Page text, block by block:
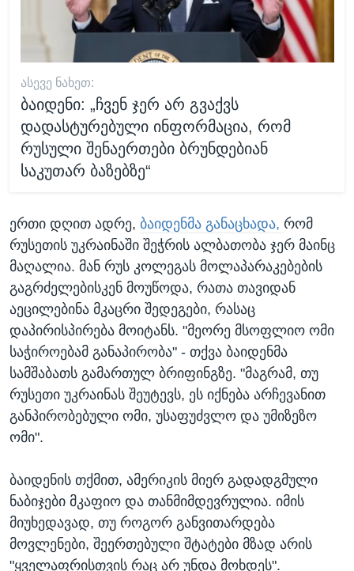
ᲐᲡᲔᲕᲔ ᲜᲐᲮᲔᲗ:
ბაიდენი: „ჩვენ ჯერ არ გვაქვს
დადასტურებული ინფორმაცია, რომ
რუსული შენაერთები ბრუნდებიან
საკუთარ ბაზებზე“
ერთი დღით ადრე, ბაიდენმა განაცხადა, რომ
რუსეთის უკრაინაში შეჭრის ალბათობა ჯერ მაინც
მაღალია. მან რუს კოლეგას მოლაპარაკებების
გაგრძელებისკენ მოუწოდა, რათა თავიდან
აეცილებინა მკაცრი შედეგები, რასაც
დაპირისპირება მოიტანს. "მეორე მსოფლიო ომი
საჭიროებამ განაპირობა" - თქვა ბაიდენმა
სამშაბათს გამართულ ბრიფინგზე. "მაგრამ, თუ
რუსეთი უკრაინას შეუტევს, ეს იქნება არჩევანით
განპირობებული ომი, უსაფუძვლო და უმიზეზო
ომი".
ბაიდენის თქმით, ამერიკის მიერ გადადგმული
ნაბიჯები მკაფიო და თანმიმდევრულია. იმის
მიუხედავად, თუ როგორ განვითარდება
მოვლენები, შეერთებული შტატები მზად არის
"ყველაფრისთვის რაც არ უნდა მოხდეს".